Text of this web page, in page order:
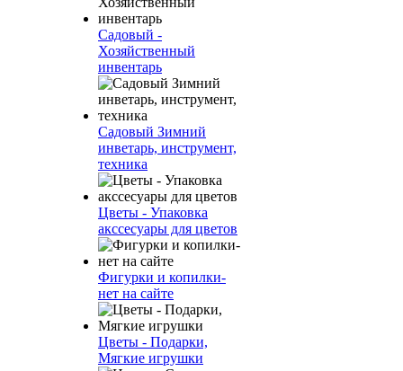
Садовый -
Хозяйственный
инвентарь
Садовый Зимний
инветарь, инструмент,
техника
Цветы - Упаковка
акссесуары для цветов
Фигурки и копилки-
нет на сайте
Цветы - Подарки,
Мягкие игрушки